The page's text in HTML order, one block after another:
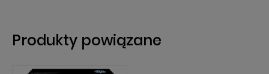
Produkty powiązane